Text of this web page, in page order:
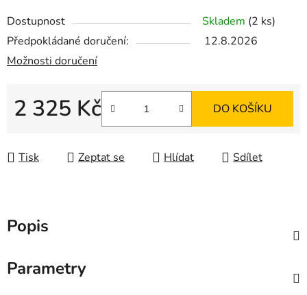
Dostupnost Skladem (2 ks)
Předpokládané doručení:
12.8.2026
Možnosti doručení
2 325 Kč DO KOŠÍKU
Tisk Zeptat se Hlídat Sdílet
Popis
Parametry